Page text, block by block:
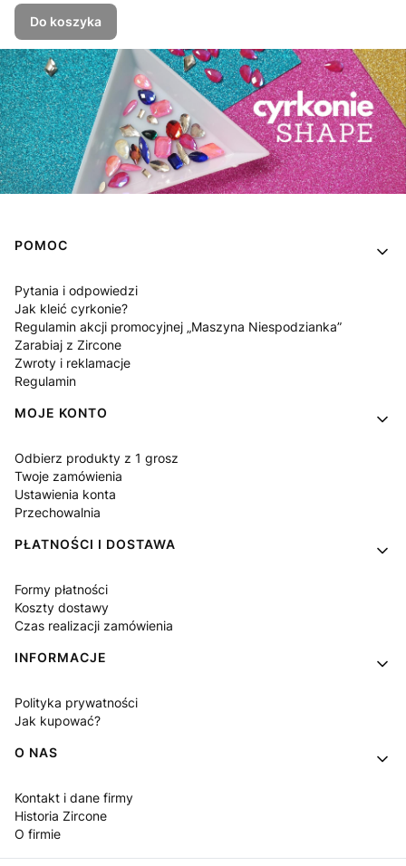
Do koszyka
Linki w stopce
POMOC
Pytania i odpowiedzi
Jak kleić cyrkonie?
Regulamin akcji promocyjnej „Maszyna Niespodzianka”
Zarabiaj z Zircone
Zwroty i reklamacje
Regulamin
MOJE KONTO
Odbierz produkty z 1 grosz
Twoje zamówienia
Ustawienia konta
Przechowalnia
PŁATNOŚCI I DOSTAWA
Formy płatności
Koszty dostawy
Czas realizacji zamówienia
INFORMACJE
Polityka prywatności
Jak kupować?
O NAS
Kontakt i dane firmy
Historia Zircone
O firmie